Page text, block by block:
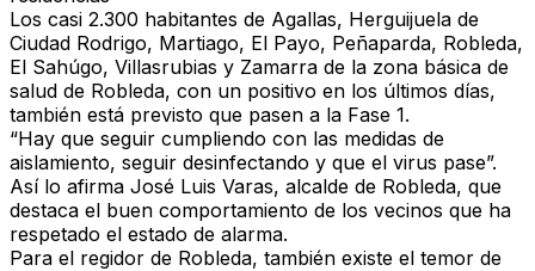
Los casi 2.300 habitantes de Agallas, Herguijuela de
Ciudad Rodrigo, Martiago, El Payo, Peñaparda, Robleda,
El Sahúgo, Villasrubias y Zamarra de la zona básica de
salud de Robleda, con un positivo en los últimos días,
también está previsto que pasen a la Fase 1.
“Hay que seguir cumpliendo con las medidas de
aislamiento, seguir desinfectando y que el virus pase”.
Así lo afirma José Luis Varas, alcalde de Robleda, que
destaca el buen comportamiento de los vecinos que ha
respetado el estado de alarma.
Para el regidor de Robleda, también existe el temor de